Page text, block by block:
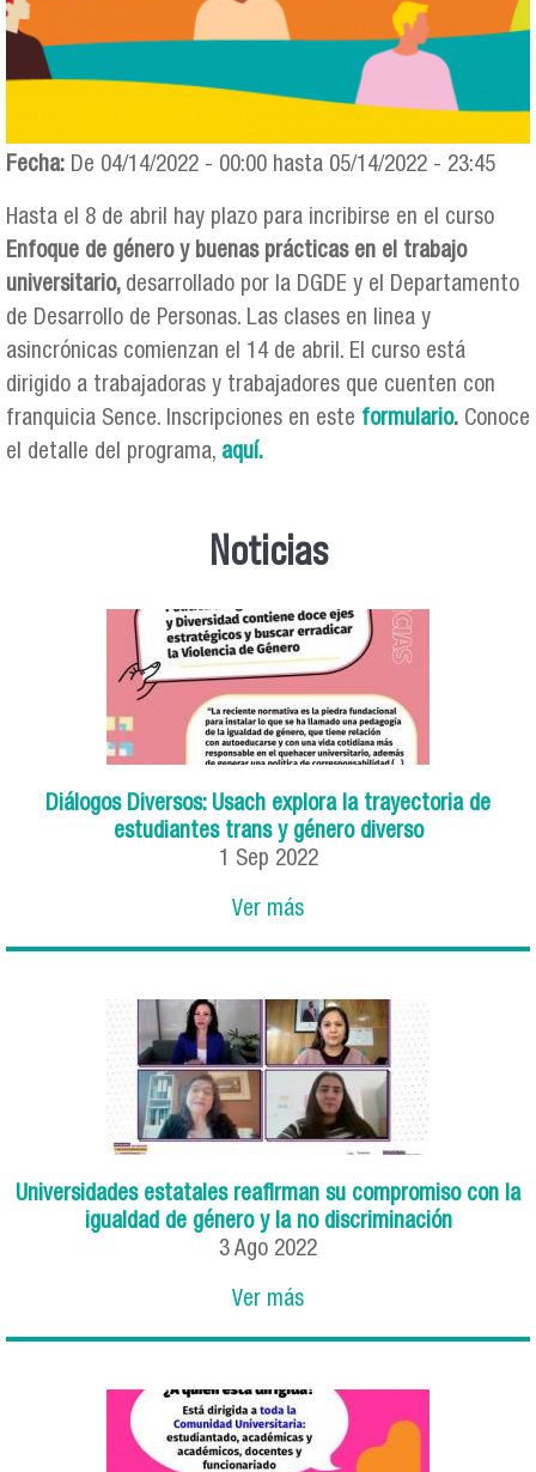
Fecha: De 04/14/2022 - 00:00 hasta 05/14/2022 - 23:45
Hasta el 8 de abril hay plazo para incribirse en el curso
Enfoque de género y buenas prácticas en el trabajo
universitario, desarrollado por la DGDE y el Departamento
de Desarrollo de Personas. Las clases en linea y
asincrónicas comienzan el 14 de abril. El curso está
dirigido a trabajadoras y trabajadores que cuenten con
franquicia Sence. Inscripciones en este formulario. Conoce
el detalle del programa, aquí.
Noticias
Diálogos Diversos: Usach explora la trayectoria de
estudiantes trans y género diverso
1 Sep 2022
Ver más
Universidades estatales reafirman su compromiso con la
igualdad de género y la no discriminación
3 Ago 2022
Ver más